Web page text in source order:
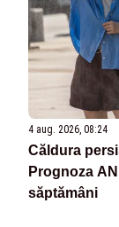
4 aug. 2026, 08:24
Căldura
Prognoza
săptămâni